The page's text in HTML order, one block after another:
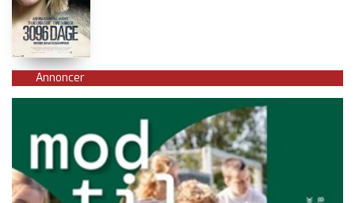
Annoncer